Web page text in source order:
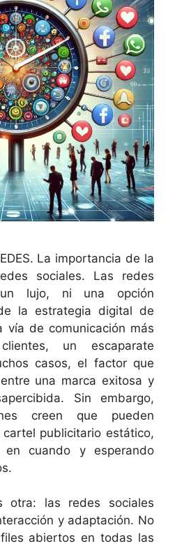
La importancia de la
sociales. Las redes
lujo, ni una opción
la estrategia digital de
vía de comunicación más
un escaparate
casos, el factor que
una marca exitosa y
Sin embargo,
creen que pueden
publicitario estático,
cuando y esperando
otra: las redes sociales
y adaptación. No
abiertos en todas las